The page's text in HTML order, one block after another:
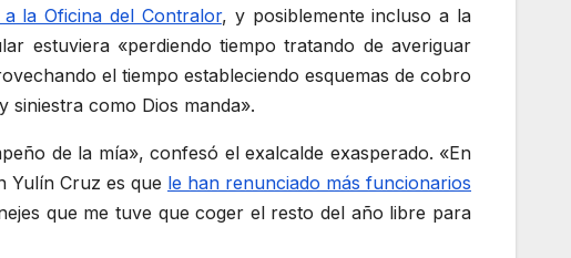
la Oficina del Contralor, y posiblemente incluso a la
estuviera «perdiendo tiempo tratando de averiguar
el tiempo estableciendo esquemas de cobro
siniestra como Dios manda».
de la mía», confesó el exalcalde exasperado. «En
Yulín Cruz es que le han renunciado más funcionarios
que me tuve que coger el resto del año libre para